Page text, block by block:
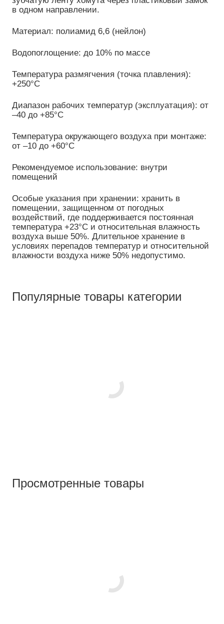
в одном направлении.
Материал: полиамид 6,6 (нейлон)
Водопоглощение: до 10% по массе
Температура размягчения (точка плавления):
+250°C
Диапазон рабочих температур (эксплуатация): от
–40 до +85°C
Температура окружающего воздуха при монтаже:
от –10 до +60°C
Рекомендуемое использование: внутри
помещений
Особые указания при хранении: хранить в
помещении, защищенном от погодных
воздействий, где поддерживается постоянная
температура +23°C и относительная влажность
воздуха выше 50%. Длительное хранение в
условиях перепадов температур и относительной
влажности воздуха ниже 50% недопустимо.
Популярные товары категории
Просмотренные товары